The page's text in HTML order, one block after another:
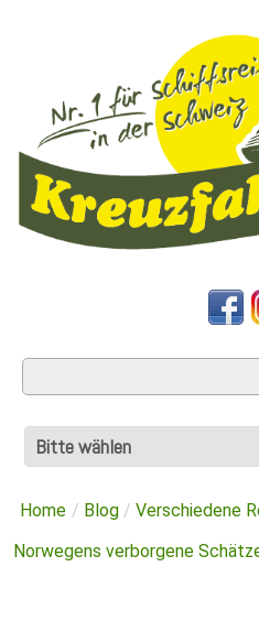
Home / Blog / Verschiedene
Norwegens verborgene